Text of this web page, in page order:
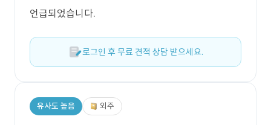
언급되었습니다.
로그인 후 무료 견적 상담 받으세요.
유사도 높음 외주